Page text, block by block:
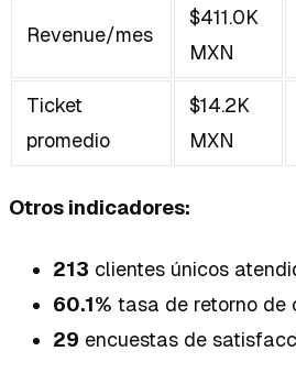
Revenue/mes
$411.0K
MXN
Ticket
promedio
$14.2K
MXN
Otros indicadores:
213 clientes únicos
60.1% tasa de retorno de
29 encuestas de